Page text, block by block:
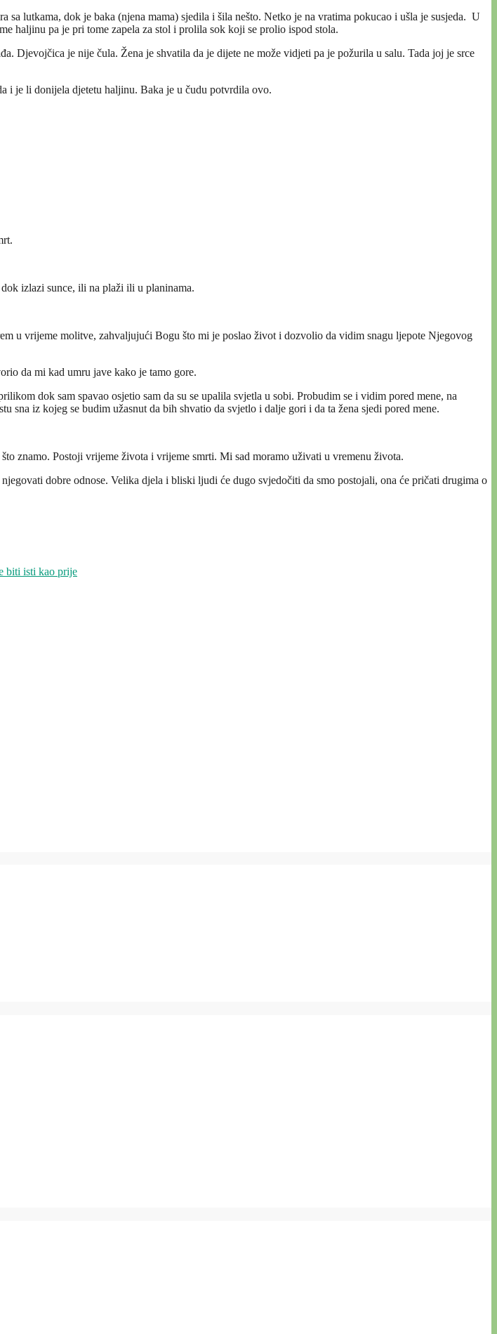
lutkama, dok je baka (njena mama) sjedila i šila nešto. Netko je na vratima pokucao i ušla je susjeda. U
haljinu pa je pri tome zapela za stol i prolila sok koji se prolio ispod stola.
Djevojčica je nije čula. Žena je shvatila da je dijete ne može vidjeti pa je požurila u salu. Tada joj je srce
i je li donijela djetetu haljinu. Baka je u čudu potvrdila ovo.
izlazi sunce, ili na plaži ili u planinama.
u vrijeme molitve, zahvaljujući Bogu što mi je poslao život i dozvolio da vidim snagu ljepote Njegovog
da mi kad umru jave kako je tamo gore.
dok sam spavao osjetio sam da su se upalila svjetla u sobi. Probudim se i vidim pored mene, na
iz kojeg se budim užasnut da bih shvatio da svjetlo i dalje gori i da ta žena sjedi pored mene.
znamo. Postoji vrijeme života i vrijeme smrti. Mi sad moramo uživati u vremenu života.
dobre odnose. Velika djela i bliski ljudi će dugo svjedočiti da smo postojali, ona će pričati drugima o
biti isti kao prije